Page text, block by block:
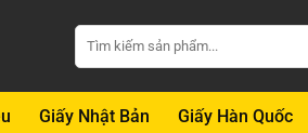
Tìm
kiếm:
Giấy Nhật Bản Giấy Hàn Quốc